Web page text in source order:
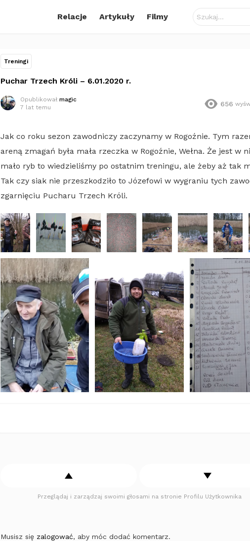
Relacje Artykuły Filmy
Treningi
Puchar Trzech Króli – 6.01.2020 r.
Opublikował magic
7 lat temu
656
Jak co roku sezon zawodniczy zaczynamy w Rogoźnie. Tym
areną zmagań była mała rzeczka w Rogoźnie, Wełna. Że jest w
mało ryb to wiedzieliśmy po ostatnim treningu, ale żeby aż tak
Tak czy siak nie przeszkodziło to Józefowi w wygraniu tych
zgarnięciu Pucharu Trzech Króli.
Przeglądaj i zarządzaj swoimi głosami na stronie Profilu Użytkownika
Musisz się zalogować, aby móc dodać komentarz.